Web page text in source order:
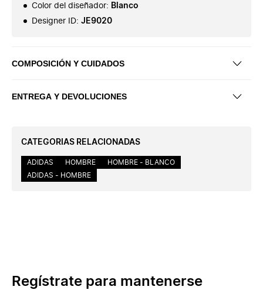
Color del diseñador: Blanco
Designer ID: JE9020
COMPOSICIÓN Y CUIDADOS
ENTREGA Y DEVOLUCIONES
CATEGORIAS RELACIONADAS
ADIDAS HOMBRE
HOMBRE - BLANCO
ADIDAS - HOMBRE
Regístrate para mantenerse